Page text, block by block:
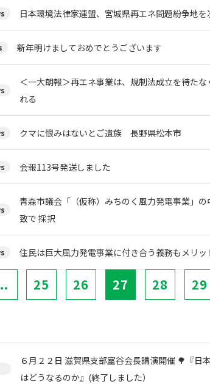
日本環境法律家連盟、宮城県再エネ問題紛争地
新年明けましておめでとうございます
＜一大朗報＞再エネ事業は、規制法成立を待た
れる
クマに恨みはないとご遺族 長野県松本市
会報113号発送しました
青森市議会「（仮称）みちのく風力発電事業」
致で 採択
住民は巨大風力発電事業に付き合う義務もメリ
25 26 27 28 29
６月２２日 滋賀県支部室谷会長講演開催 🌳『日
はどうなるのか』(終了しました）